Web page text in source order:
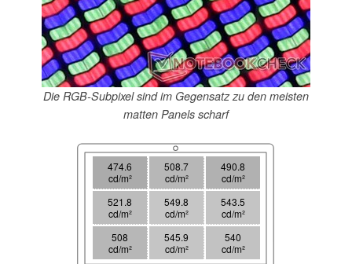
Die RGB-Subpixel sind im Gegensatz zu den meisten
matten Panels scharf
474.6
cd/m²
508.7
cd/m²
490.8
cd/m²
521.8
cd/m²
549.8
cd/m²
543.5
cd/m²
508
cd/m²
545.9
cd/m²
540
cd/m²